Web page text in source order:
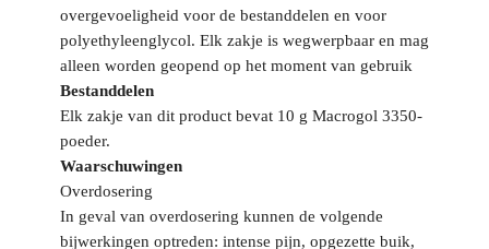
overgevoeligheid voor de bestanddelen en voor
polyethyleenglycol. Elk zakje is wegwerpbaar en mag
alleen worden geopend op het moment van gebruik
Bestanddelen
Elk zakje van dit product bevat 10 g Macrogol 3350-
poeder.
Waarschuwingen
Overdosering
In geval van overdosering kunnen de volgende
bijwerkingen optreden: intense pijn, opgezette buik,